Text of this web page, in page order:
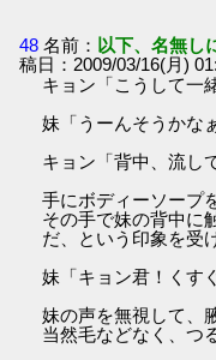
48 名前： 以下、名無し
稿日：2009/03/16(月)
キョン「こうして一
妹「うーんそうかな
キョン「背中、流し
手にボディーソープ
その手で妹の背中に
だ、という印象を受
妹「キョン君！くす
妹の声を無視して、
当然毛などなく、つ